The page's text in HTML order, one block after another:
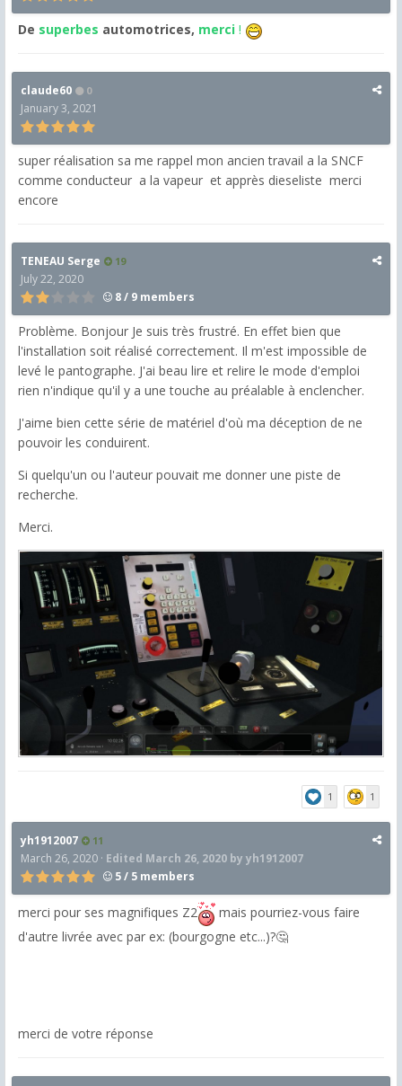
De superbes automotrices, merci !
claude60 0
January 3, 2021
super réalisation sa me rappel mon ancien travail a la SNCF
comme conducteur a la vapeur et apprès dieseliste merci
encore
TENEAU Serge 19
July 22, 2020
8 / 9 members
Problème. Bonjour Je suis très frustré. En effet bien que
l'installation soit réalisé correctement. Il m'est impossible de
levé le pantographe. J'ai beau lire et relire le mode d'emploi
rien n'indique qu'il y a une touche au préalable à enclencher.
J'aime bien cette série de matériel d'où ma déception de ne
pouvoir les conduirent.
Si quelqu'un ou l'auteur pouvait me donner une piste de
recherche.
Merci.
1 1
yh1912007 11
March 26, 2020 · Edited March 26, 2020 by yh1912007
5 / 5 members
merci pour ses magnifiques Z2
mais pourriez-vous faire
d'autre livrée avec par ex: (bourgogne etc...)?🤔
merci de votre réponse